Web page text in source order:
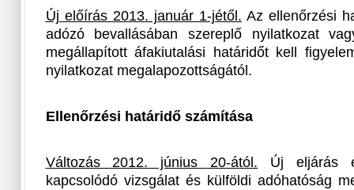
Új előírás 2013. január 1-jétől. Az ellenőrzési
adózó bevallásában szereplő nyilatkozat
megállapított áfakiutalási határidőt kell
nyilatkozat megalapozottságától.
Ellenőrzési határidő számítása
Változás 2012. június 20-ától. Új eljárás
kapcsolódó vizsgálat és külföldi adóhatóság